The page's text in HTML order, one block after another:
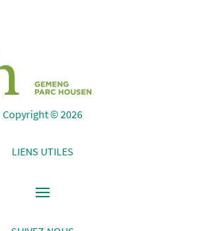
Copyright © 2026
LIENS UTILES